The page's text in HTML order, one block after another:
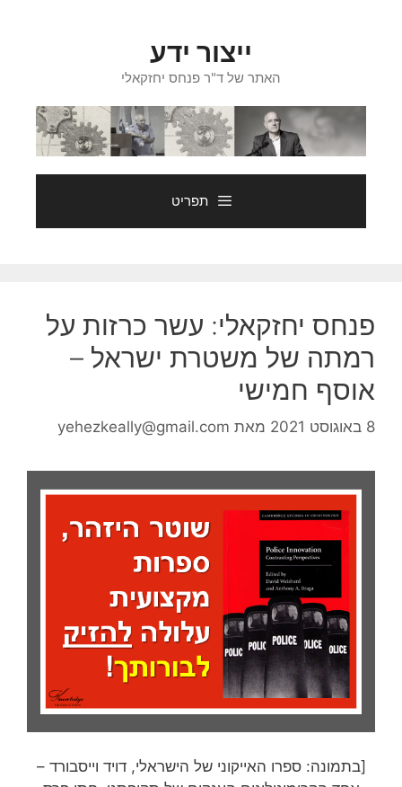
ייצור ידע
האתר של ד"ר פנחס יחזקאלי
תפריט
פנחס יחזקאלי: עשר כרזות על
רמתה של משטרת ישראל –
אוסף חמישי
8 באוגוסט 2021 מאת yehezkeally@gmail.com
[בתמונה: ספרו האייקוני של הישראלי, דויד וייסבורד –